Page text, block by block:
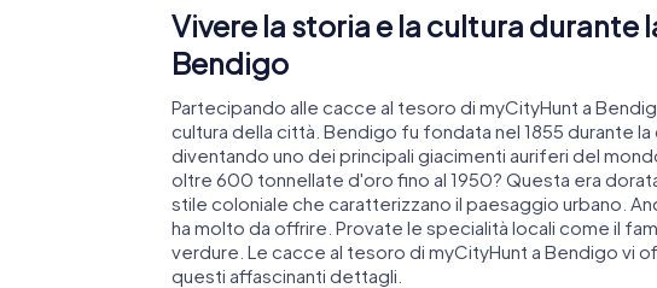
Vivere la storia e la cultura durante
Bendigo
Partecipando alle cacce al tesoro di myCityHunt a
cultura della città. Bendigo fu fondata nel 1855 durante
diventando uno dei principali giacimenti auriferi del
oltre 600 tonnellate d'oro fino al 1950? Questa era
stile coloniale che caratterizzano il paesaggio urbano.
ha molto da offrire. Provate le specialità locali come il
verdure. Le cacce al tesoro di myCityHunt a Bendigo vi
questi affascinanti dettagli.